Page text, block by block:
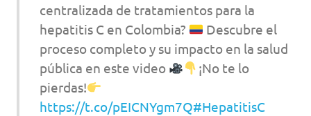
centralizada de tratamientos para la
hepatitis C en Colombia?
Descubre el
proceso completo y su impacto en la salud
pública en este video
¡No te lo
pierdas!
https://t.co/pEICNYgm7Q#HepatitisC